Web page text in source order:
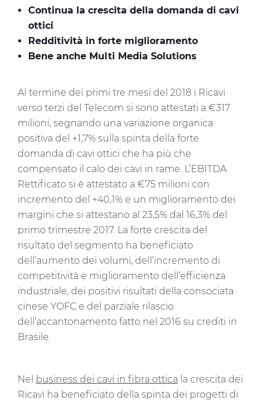
Continua la crescita della domanda di cavi
ottici
Redditività in forte miglioramento
Bene anche Multi Media Solutions
Al termine dei primi tre mesi del 2018 i Ricavi
verso terzi del Telecom si sono attestati a €317
milioni, segnando una variazione organica
positiva del +1,7% sulla spinta della forte
domanda di cavi ottici che ha più che
compensato il calo dei cavi in rame. L’EBITDA
Rettificato si è attestato a €75 milioni con
incremento del +40,1% e un miglioramento dei
margini che si attestano al 23,5% dal 16,3% del
primo trimestre 2017. La forte crescita del
risultato del segmento ha beneficiato
dell’aumento dei volumi, dell’incremento di
competitività e miglioramento dell’efficienza
industriale, dei positivi risultati della consociata
cinese YOFC e del parziale rilascio
dell’accantonamento fatto nel 2016 su crediti in
Brasile.
Nel business dei cavi in fibra ottica la crescita dei
Ricavi ha beneficiato della spinta dei progetti di